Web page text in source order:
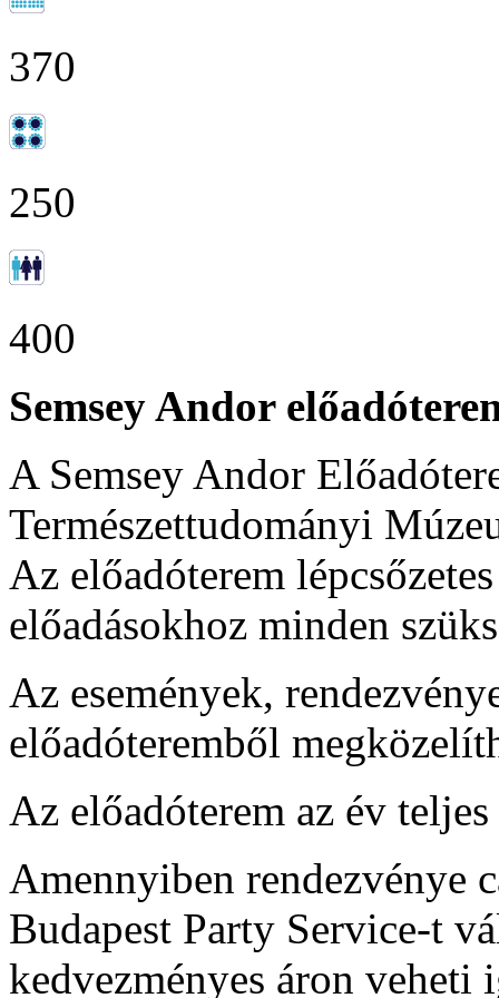
370
250
400
Semsey Andor
A Semsey Andor
Természettudományi
Az előadóterem
előadásokhoz minden
Az események,
előadóteremből
Az előadóterem az év
Amennyiben rendezvénye
Budapest Party Service-t
kedvezményes áron